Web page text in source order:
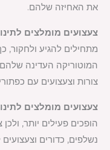
את האחיזה שלהם.
צעצועים מומלצים לתינוקות בני
מתחילים להגיע ולחקור,
המוטוריקה העדינה שלהם
צורות וצעצועים עם
צעצועים מומלצים לתינוקות בני
הופכים פעילים יותר,
נשלפים, כדורים